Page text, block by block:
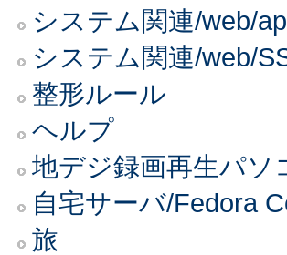
システム関連/web/
システム関連/web/
整形ルール
ヘルプ
地デジ録画再生パソ
自宅サーバ/Fedora
旅